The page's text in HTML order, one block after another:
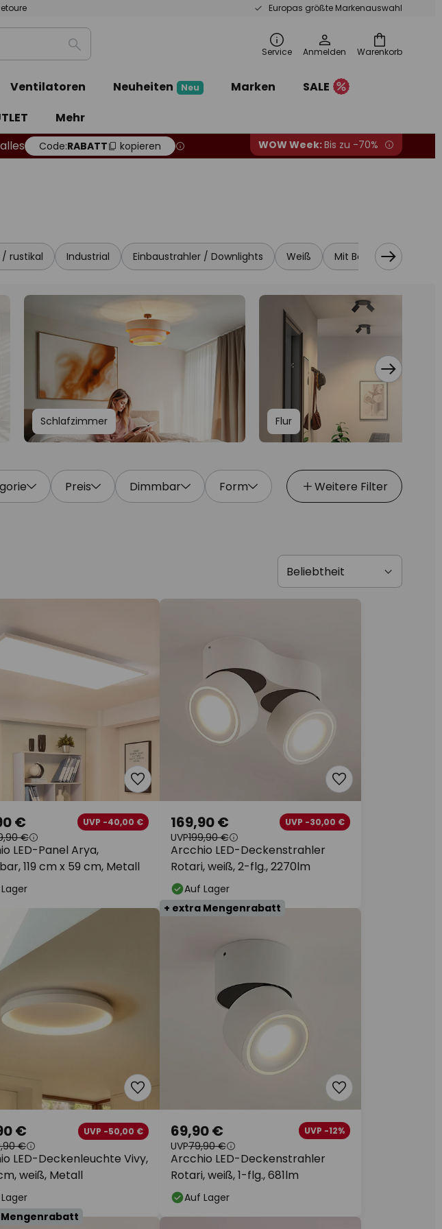
Europas größte Markenauswahl
Warenkorb
Suche Service Anmelden
Ventilatoren Neuheiten Neu Marken
SALE
Mehr
Code:RABATT kopieren WOW Week:Bis zu -70%
rustikal Industrial Einbaustrahler / Downlights Weiß Mit Bewegungsmelder
Schlafzimmer Flur
Preis Dimmbar Form Weitere Filter
LED-Panel Arya,
119 cm x 59 cm, Metall
€ UVP -40,00 €
€
Arcchio LED-Deckenstrahler
Rotari, weiß, 2-flg., 2270lm
169,90 € UVP -30,00 €
UVP199,90 €
Auf Lager
LED-Deckenleuchte Vivy,
weiß, Metall
€ UVP -50,00 €
€
+ extra Mengenrabatt
Arcchio LED-Deckenstrahler
Rotari, weiß, 1-flg., 681lm
69,90 € UVP -12%
UVP79,90 €
Auf Lager
Mengenrabatt